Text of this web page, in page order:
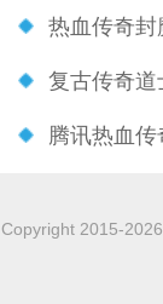
热血传奇
复古传奇道
腾讯热血
Copyright 2015-